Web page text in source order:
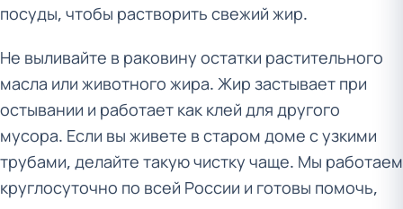
посуды, чтобы растворить свежий жир.
Не выливайте в раковину остатки растительного
масла или животного жира. Жир застывает при
остывании и работает как клей для другого
мусора. Если вы живете в старом доме с узкими
трубами, делайте такую чистку чаще. Мы работаем
круглосуточно по всей России и готовы помочь,